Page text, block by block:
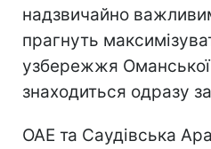
надзвичайно
прагнуть
узбережжя
знаходиться одразу
ОАЕ та Саудівська